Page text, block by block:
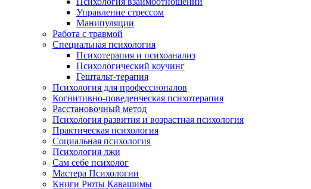
Управление стрессом
Манипуляции
Работа с травмой
Специальная психология
Психотерапия и психоанализ
Психологический коучинг
Гештальт-терапия
Психология для профессионалов
Когнитивно-поведенческая психотерапия
Расстановочный метод
Психология развития и возрастная психология
Практическая психология
Социальная психология
Психология лжи
Сам себе психолог
Мастера Психологии
Книги Рюты Кавашимы